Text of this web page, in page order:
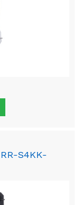
S4KK-